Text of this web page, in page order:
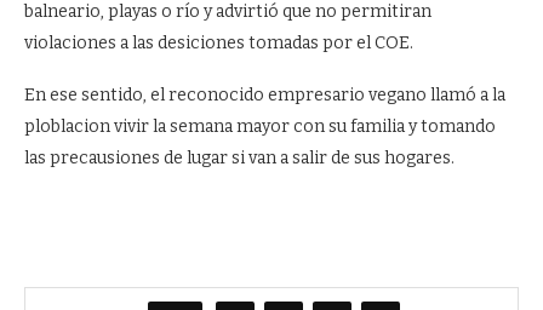
balneario, playas o río y advirtió que no permitiran
violaciones a las desiciones tomadas por el COE.
En ese sentido, el reconocido empresario vegano llamó a la
ploblacion vivir la semana mayor con su familia y tomando
las precausiones de lugar si van a salir de sus hogares.